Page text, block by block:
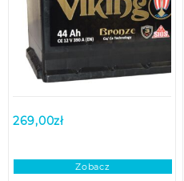
269,00zł
Zobacz